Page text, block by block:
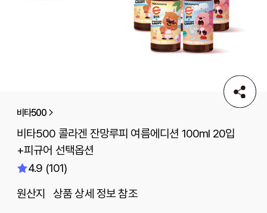
비타500
비타500 콜라겐 잔망루피 여름에디션 100ml 20입
+피규어 선택옵션
4.9 (101)
원산지 상품 상세 정보 참조